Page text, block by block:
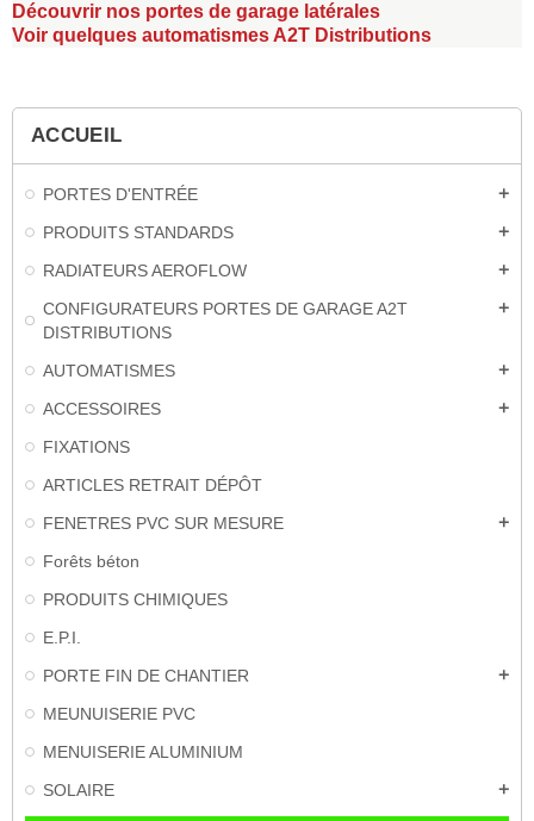
ACCUEIL
PORTES D'ENTRÉE add
PRODUITS STANDARDS add
RADIATEURS AEROFLOW add
CONFIGURATEURS PORTES DE GARAGE A2T
DISTRIBUTIONS
add
AUTOMATISMES add
ACCESSOIRES add
FIXATIONS
ARTICLES RETRAIT DÉPÔT
FENETRES PVC SUR MESURE
add
Forêts béton
PRODUITS CHIMIQUES
E.P.I.
PORTE FIN DE CHANTIER
add
MEUNUISERIE PVC
MENUISERIE ALUMINIUM
SOLAIRE
add
Découvrir nos portes de garage latérales
Voir quelques automatismes A2T Distributions